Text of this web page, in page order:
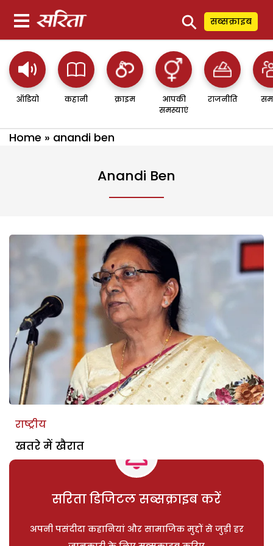
⚲ सब्सक्राइब
ऑडियो कहानी क्राइम
आपकी
समस्याएं
राजनीति
Home » anandi ben
Anandi Ben
राष्ट्रीय
खतरे में खैरात
सरिता डिजिटल सब्सक्राइब करें
अपनी पसंदीदा कहानियां और सामाजिक मुद्दों से जुड़ी हर